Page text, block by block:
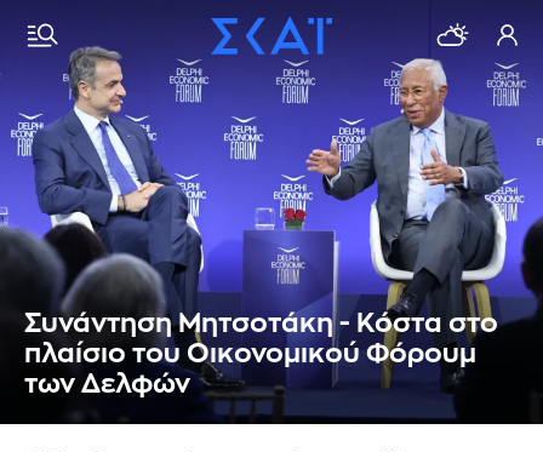
Συνάντηση Μητσοτάκη - Κόστα στο
πλαίσιο του Οικονομικού Φόρουμ
των Δελφών